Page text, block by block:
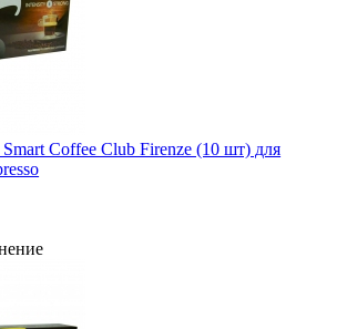
Coffee Club Firenze (10 шт) для